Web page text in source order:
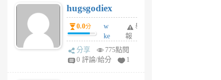
6
個
月
前
hugsgodiex
0.0分
w
ke
rv
pj
舉
報
分享
775點閱
0 評論/給分
1